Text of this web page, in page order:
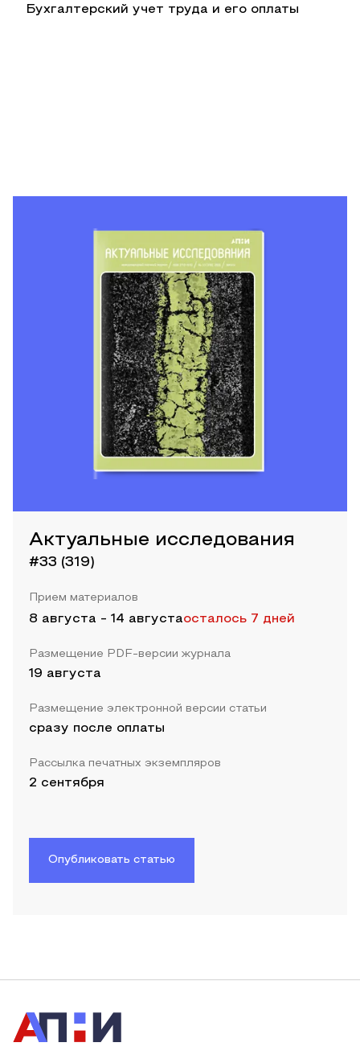
Бухгалтерский учет труда и его оплаты
Актуальные исследования
#33 (319)
Прием материалов
8 августа - 14 августаосталось 7 дней
Размещение PDF-версии журнала
19 августа
Размещение электронной версии статьи
сразу после оплаты
Рассылка печатных экземпляров
2 сентября
Опубликовать статью